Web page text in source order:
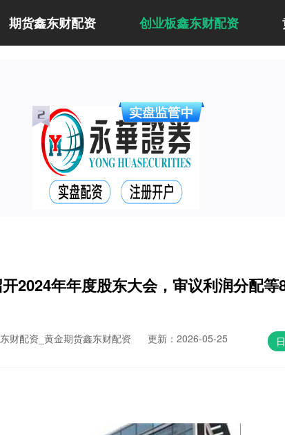
期货鑫东财配资 创业板鑫东财配资
2024年年度股东大会，审议利润分配等
财配资_黄金期货鑫东财配资
更新：2026-05-25